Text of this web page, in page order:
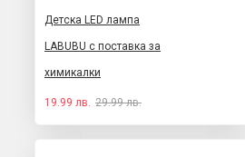
Детска LED лампа
LABUBU с поставка за
химикалки
19.99 лв. 29.99 лв.